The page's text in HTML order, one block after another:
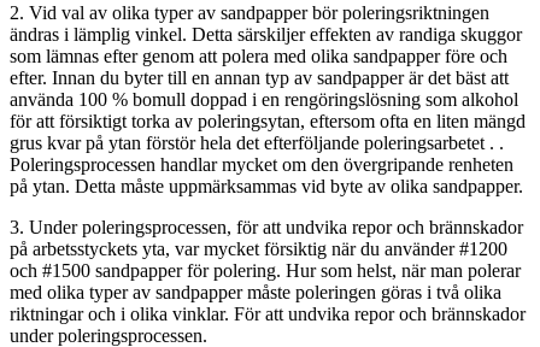
2. Vid val av olika typer av sandpapper bör poleringsriktningen
ändras i lämplig vinkel. Detta särskiljer effekten av randiga skuggor
som lämnas efter genom att polera med olika sandpapper före och
efter. Innan du byter till en annan typ av sandpapper är det bäst att
använda 100 % bomull doppad i en rengöringslösning som alkohol
för att försiktigt torka av poleringsytan, eftersom ofta en liten mängd
grus kvar på ytan förstör hela det efterföljande poleringsarbetet . .
Poleringsprocessen handlar mycket om den övergripande renheten
på ytan. Detta måste uppmärksammas vid byte av olika sandpapper.
3. Under poleringsprocessen, för att undvika repor och brännskador
på arbetsstyckets yta, var mycket försiktig när du använder #1200
och #1500 sandpapper för polering. Hur som helst, när man polerar
med olika typer av sandpapper måste poleringen göras i två olika
riktningar och i olika vinklar. För att undvika repor och brännskador
under poleringsprocessen.